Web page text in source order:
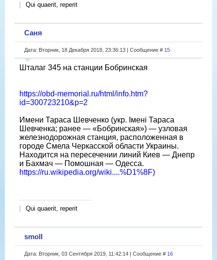
Qui quaerit, reperit
Саня
Дата: Вторник, 18 Декабря 2018, 23:36:13 | Сообщение # 15
Шталаг 345 на станции Бобринская
https://obd-memorial.ru/html/info.htm?
id=300723210&p=2
Имени Тараса Шевченко (укр. Імені Тараса
Шевченка; ранее — «Бобринская») — узловая
железнодорожная станция, расположенная в
городе Смела Черкасской области Украины.
Находится на пересечении линий Киев — Днепр
и Бахмач — Помошная — Одесса.
https://ru.wikipedia.org/wiki....%D1%8F)
Qui quaerit, reperit
smoll
Дата: Вторник, 03 Сентября 2019, 11:42:14 | Сообщение # 16